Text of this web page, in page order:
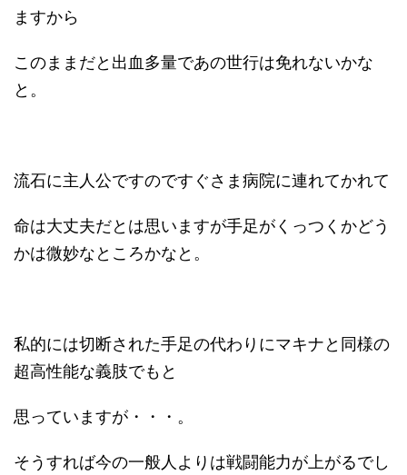
ますから
このままだと出血多量であの世行は免れないかな
と。
流石に主人公ですのですぐさま病院に連れてかれて
命は大丈夫だとは思いますが手足がくっつくかどう
かは微妙なところかなと。
私的には切断された手足の代わりにマキナと同様の
超高性能な義肢でもと
思っていますが・・・。
そうすれば今の一般人よりは戦闘能力が上がるでし